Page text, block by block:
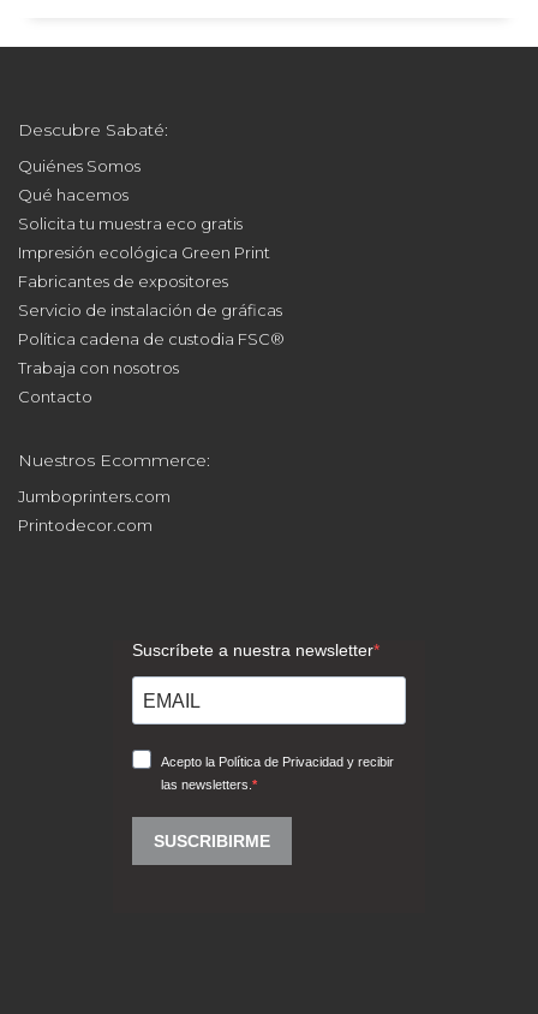
Descubre Sabaté:
Quiénes Somos
Qué hacemos
Solicita tu muestra eco gratis
Impresión ecológica Green Print
Fabricantes de expositores
Servicio de instalación de gráficas
Política cadena de custodia FSC®
Trabaja con nosotros
Contacto
Nuestros Ecommerce:
Jumboprinters.com
Printodecor.com